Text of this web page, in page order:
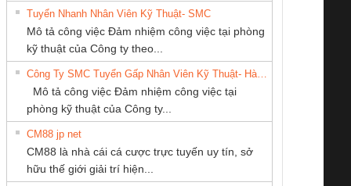
An Toàn
Contact
– PSR-
SCP-
FSP/2X1/1X2
sát chuỗi
tấm pin
Bộ giám sát chuỗi
tấm pin
TRANSCLINIC 16I+
1K5 L (2433950000)
Bộ giám sát dòng
TRANSCLINIC 16I+
(2008130000)
Bộ chỉnh lưu nguồn
điện TRANSCLINIC
Nẹp nhôm chống
trơn Đà Nẵng
TY TNHH
DOANH
VỤ XNK
NAM
CÔNG TY CP TỰ
ĐỘNG TIẾN
HƯNG
CÔNG TY TNHH
NGHIỆP NIHON
SETSUBI VIỆT
NAM
ty TNHH
Mại SX Ba
Thiết Bị Điện Nam
Quốc Thịnh
company LTD
Tuyển Nhanh Nhân Viên Kỹ Thuật- SMC
Mô tả công việc Đảm nhiệm công việc tại phòng
kỹ thuật của Công ty theo...
Mô tả công việc Đảm nhiệm công việc tại
phòng kỹ thuật của Công ty...
CM88 jp net
CM88 là nhà cái cá cược trực tuyến uy tín, sở
hữu thế giới giải trí hiện...